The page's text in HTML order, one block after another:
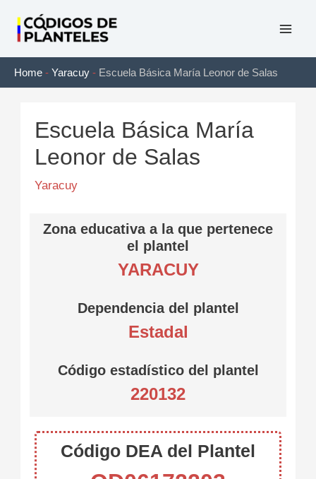
contenido
Home - Yaracuy - Escuela Básica María Leonor de Salas
Escuela Básica María
Leonor de Salas
Yaracuy
Zona educativa a la que pertenece
el plantel
YARACUY
Dependencia del plantel
Estadal
Código estadístico del plantel
220132
Código DEA del Plantel